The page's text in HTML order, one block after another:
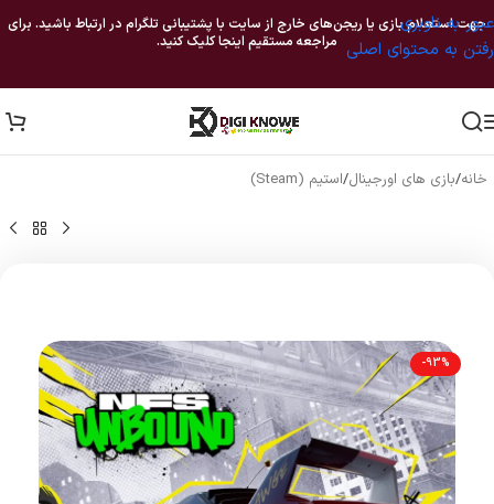
عبور به ناوبری
رفتن به محتوای اصلی
جهت استعلام بازی یا ریجن‌های خارج از سایت با پشتیبانی تلگرام در ارتباط باشید. برای
مراجعه مستقیم اینجا کلیک کنید.
خانه/بازی های اورجینال/استیم (Steam)
-93%